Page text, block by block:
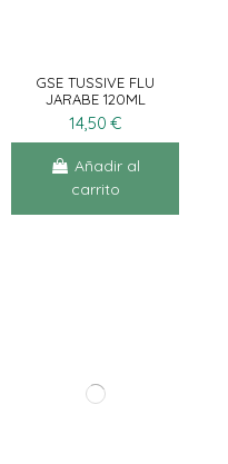
GSE TUSSIVE FLU
JARABE 120ML
14,50 €
Añadir al
carrito